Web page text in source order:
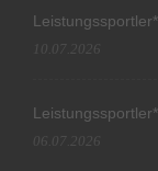
10.07.2026
06.07.2026